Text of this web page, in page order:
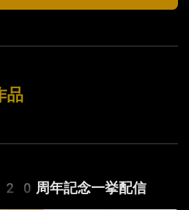
品
20周年記念一挙配信